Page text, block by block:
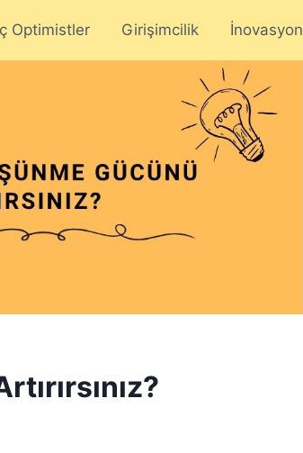
Optimistler Girişimcilik İnovasyon